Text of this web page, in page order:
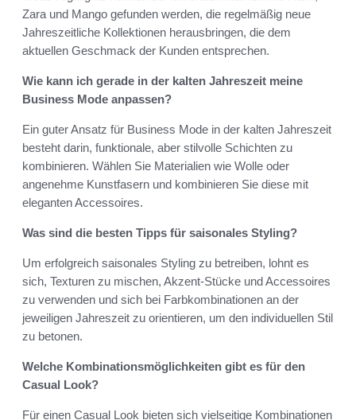
Zara und Mango gefunden werden, die regelmäßig neue
Jahreszeitliche Kollektionen herausbringen, die dem
aktuellen Geschmack der Kunden entsprechen.
Wie kann ich gerade in der kalten Jahreszeit meine
Business Mode anpassen?
Ein guter Ansatz für Business Mode in der kalten Jahreszeit
besteht darin, funktionale, aber stilvolle Schichten zu
kombinieren. Wählen Sie Materialien wie Wolle oder
angenehme Kunstfasern und kombinieren Sie diese mit
eleganten Accessoires.
Was sind die besten Tipps für saisonales Styling?
Um erfolgreich saisonales Styling zu betreiben, lohnt es
sich, Texturen zu mischen, Akzent-Stücke und Accessoires
zu verwenden und sich bei Farbkombinationen an der
jeweiligen Jahreszeit zu orientieren, um den individuellen Stil
zu betonen.
Welche Kombinationsmöglichkeiten gibt es für den
Casual Look?
Für einen Casual Look bieten sich vielseitige Kombinationen